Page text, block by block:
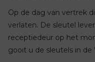
Op de dag van vertrek
verlaten. De sleutel
receptiedeur op het
gooit u de sleutels in de